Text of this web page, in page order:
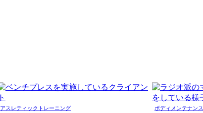
アスレティックトレーニング ボディメンテナンス